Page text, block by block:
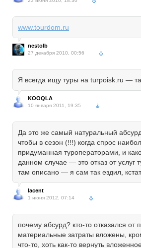
www.tourdom.ru
nestolb
27 декабря 2010, 00:56
Я всегда ищу туры на turpoisk.ru —
KOOQLA
10 января 2011, 19:35
Да это же самый натуральный
чтобы в сезон (!!!) когда спрос
придуманная туроператорами, и
данном случае — это отказ от услуг
там описано — я сам так ездил,
lacent
1 июня 2012, 07:14
почему абсурд? кто-то отказался
материальные затраты вложены,
что-то, хоть как-то вернуть